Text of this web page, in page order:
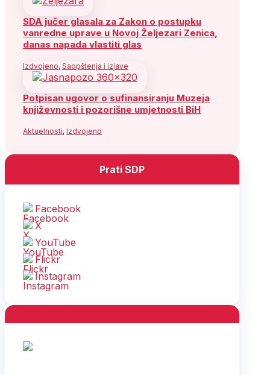
SDA jučer glasala za Zakon o postupku
vanredne uprave u Novoj Željezari Zenica,
danas napada vlastiti glas
Izdvojeno, Saopštenja i izjave
Potpisan ugovor o sufinansiranju Muzeja
književnosti i pozorišne umjetnosti BiH
Aktuelnosti, Izdvojeno
Prati SDP
Facebook
X
YouTube
Flickr
Instagram